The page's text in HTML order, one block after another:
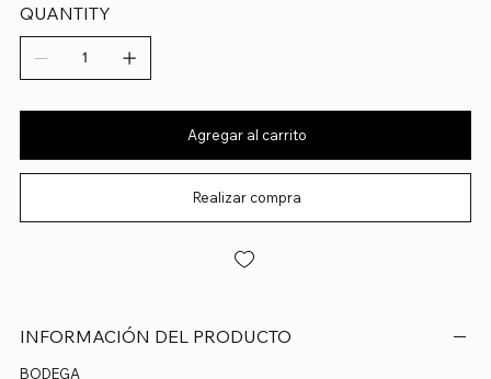
QUANTITY
Agregar al carrito
Realizar compra
INFORMACIÓN DEL PRODUCTO
BODEGA